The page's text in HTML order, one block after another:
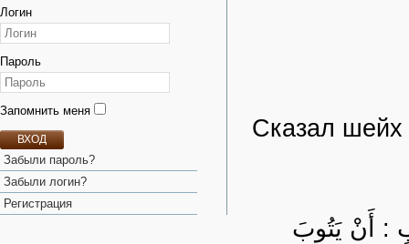
Логин
Пароль
Запомнить меня
ВХОД
Забыли пароль?
Забыли логин?
Регистрация
Сказал
: أَنْ يَتُوبَ